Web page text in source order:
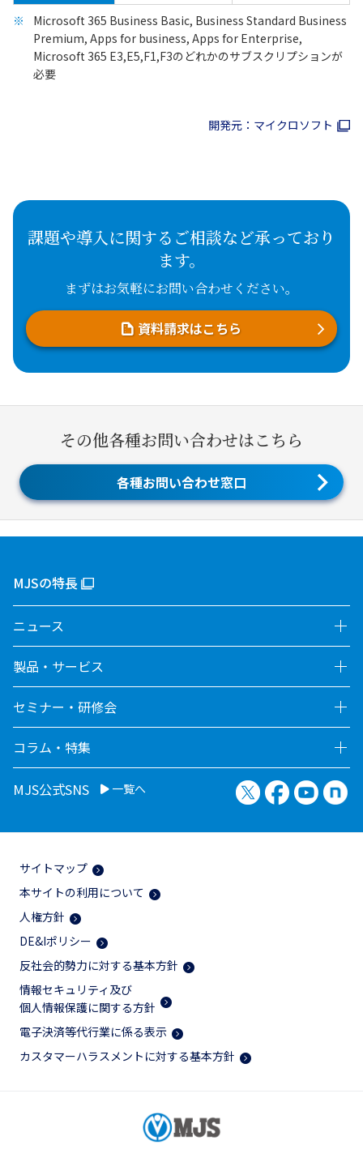
Microsoft 365 Business Basic, Business Standard Business
Premium, Apps for business, Apps for Enterprise,
Microsoft 365 E3,E5,F1,F3のどれかのサブスクリプションが
必要
開発元：マイクロソフト
課題や導入に関するご相談など承っており
ます。
まずはお気軽にお問い合わせください。
資料請求はこちら
その他各種お問い合わせはこちら
各種お問い合わせ窓口
MJSの特長
ニュース
製品・サービス
セミナー・研修会
コラム・特集
MJS公式SNS 一覧へ X（旧Twitter）
Facebook
サイトマップ
本サイトの利用について
人権方針
DE&Iポリシー
反社会的勢力に対する基本方針
情報セキュリティ及び
個人情報保護に関する方針
電子決済等代行業に係る表示
カスタマーハラスメントに対する基本方針